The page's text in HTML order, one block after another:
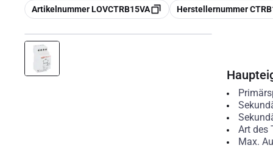
Kopieren
Artikelnummer LOVCTRB15VA Kopieren
Herstellernummer
Art des
Max.